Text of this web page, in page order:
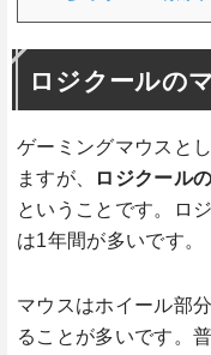
ロジクールの
ゲーミングマウスと
ますが、
ロジクール
ということです。ロ
は1年間が多いです。
マウスはホイール部
ることが多いです。